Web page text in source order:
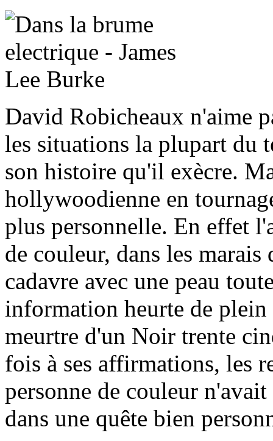
David Robicheaux n'aime
les situations la plupart du
son histoire qu'il exècre.
hollywoodienne en
plus personnelle. En effet
de couleur, dans les
cadavre avec une peau
information heurte de
meurtre d'un Noir trente
fois à ses affirmations, les
personne de couleur
dans une quête bien